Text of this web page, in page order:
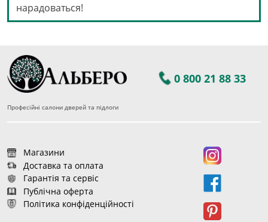
нарадоваться!
0 800 21 88 33
Професійні салони дверей та підлоги
Магазини
Доставка та оплата
Гарантія та сервіс
Публічна оферта
Політика конфіденційності